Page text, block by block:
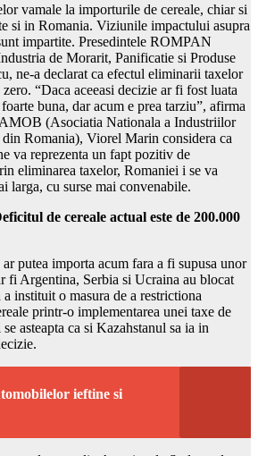
vamale la importurile de cereale, chiar si
si in Romania. Viziunile impactului asupra
impartite. Presedintele ROMPAN
de Morarit, Panificatie si Produse
ne-a declarat ca efectul eliminarii taxelor
“Daca aceeasi decizie ar fi fost luata
buna, dar acum e prea tarziu”, afirma
(Asociatia Nationala a Industriilor
Romania), Viorel Marin considera ca
va reprezenta un fapt pozitiv de
eliminarea taxelor, Romaniei i se va
larga, cu surse mai convenabile.
de cereale actual este de 200.000
putea importa acum fara a fi supusa unor
fi Argentina, Serbia si Ucraina au blocat
instituit o masura de a restrictiona
printr-o implementarea unei taxe de
asteapta ca si Kazahstanul sa ia in
ieftine si